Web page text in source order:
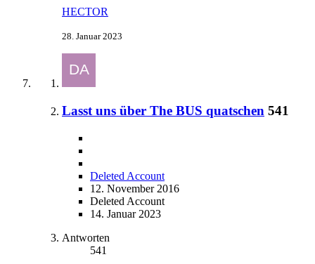
HECTOR
28. Januar 2023
Lasst uns über The BUS quatschen 541
Deleted Account
12. November 2016
Deleted Account
14. Januar 2023
Antworten
541